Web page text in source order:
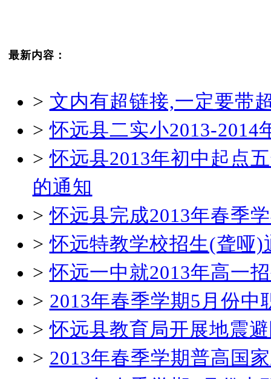
最新内容：
> 文内有超链接,一定要带
>怀远县二实小2013-2014
>怀远县2013年初中起点
的通知
>怀远县完成2013年春季
>怀远特教学校招生(聋哑)
>怀远一中就2013年高一
> 2013年春季学期5月份中
>怀远县教育局开展地震
> 2013年春季学期普高国